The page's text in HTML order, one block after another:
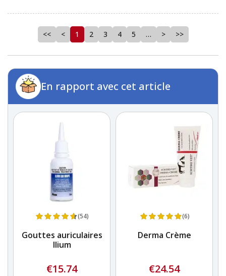
<< < 1 2 3 4 5 … > >>
En rapport avec cet article
(54)
Gouttes auriculaires
Ilium
€15.74
(6)
Derma Crème
€24.54